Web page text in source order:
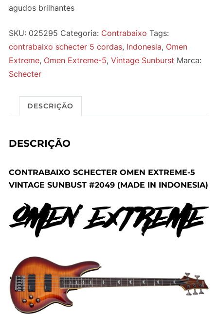
agudos brilhantes
SKU: 025295 Categoria: Contrabaixo Tags:
contrabaixo schecter 5 cordas, Indonesia, Omen
Extreme, Omen Extreme-5, Vintage Sunburst Marca:
Schecter
DESCRIÇÃO
DESCRIÇÃO
CONTRABAIXO SCHECTER OMEN EXTREME-5
VINTAGE SUNBUST #2049 (MADE IN INDONESIA)